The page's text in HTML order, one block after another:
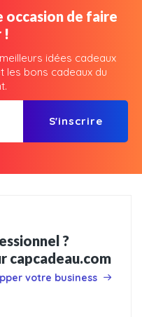
occasion de faire
!
idées cadeaux
les bons cadeaux du
S'inscrire
?
capcadeau.com
votre business